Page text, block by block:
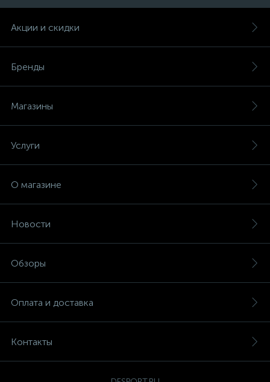
Акции и скидки
Бренды
Магазины
Услуги
О магазине
Новости
Обзоры
Оплата и доставка
Контакты